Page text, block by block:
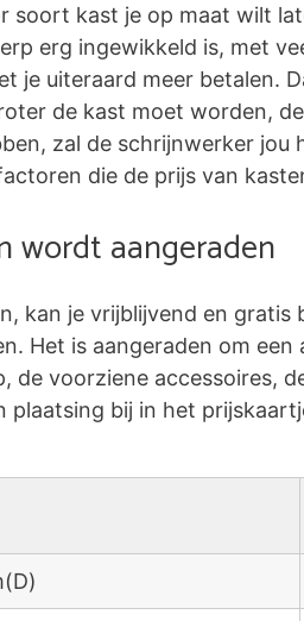
soort kast je op maat wilt
erg ingewikkeld is, met
je uiteraard meer betalen.
de kast moet worden,
zal de schrijnwerker
die de prijs van
wordt aangeraden
kan je vrijblijvend en gratis
Het is aangeraden om een
de voorziene accessoires,
plaatsing bij in het